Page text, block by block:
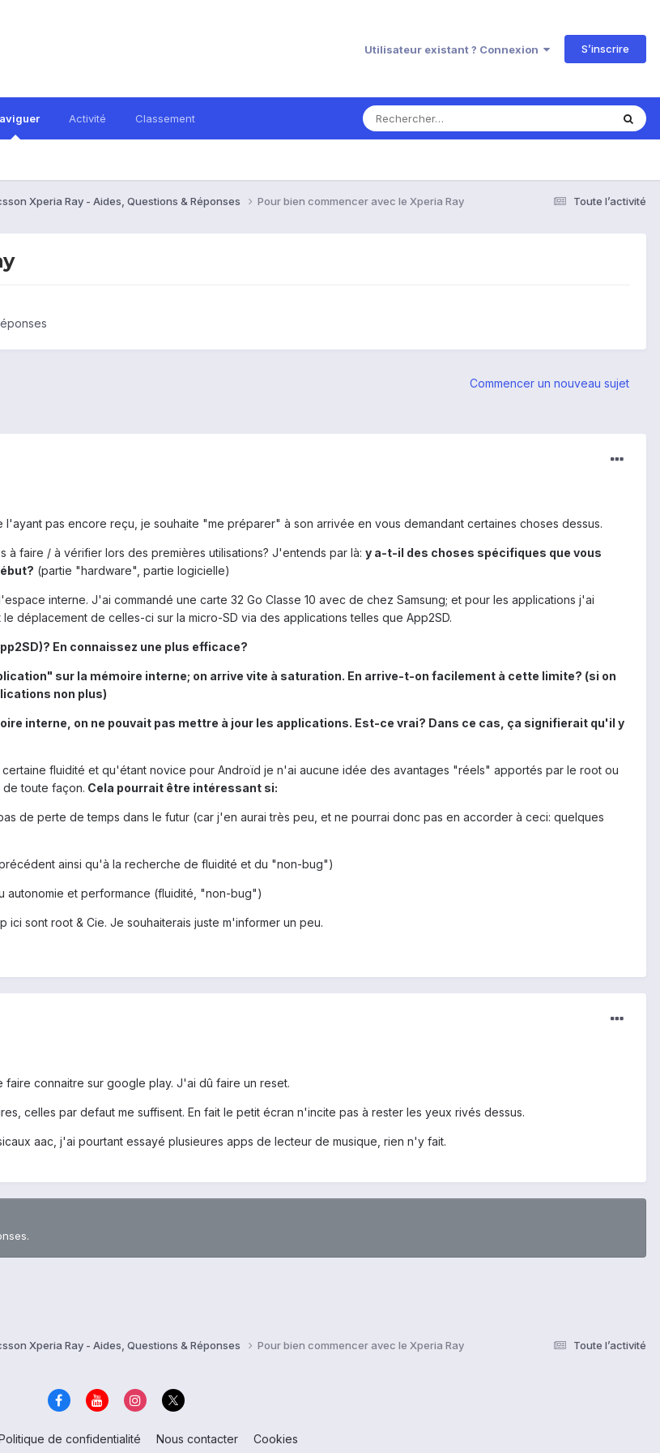
Utilisateur existant ? Connexion S’inscrire
Activité Classement
Toute l’activité
Xperia Ray - Aides, Questions & Réponses Pour bien commencer avec le Xperia Ray
Commencer un nouveau sujet
l'ayant pas encore reçu, je souhaite "me préparer" à son arrivée en vous demandant certaines choses dessus.
à faire / à vérifier lors des premières utilisations? J'entends par là: y a-t-il des choses spécifiques que vous
(partie "hardware", partie logicielle)
interne. J'ai commandé une carte 32 Go Classe 10 avec de chez Samsung; et pour les applications j'ai
déplacement de celles-ci sur la micro-SD via des applications telles que App2SD.
En connaissez une plus efficace?
sur la mémoire interne; on arrive vite à saturation. En arrive-t-on facilement à cette limite? (si on
non plus)
interne, on ne pouvait pas mettre à jour les applications. Est-ce vrai? Dans ce cas, ça signifierait qu'il y
fluidité et qu'étant novice pour Androïd je n'ai aucune idée des avantages "réels" apportés par le root ou
toute façon. Cela pourrait être intéressant si:
de perte de temps dans le futur (car j'en aurai très peu, et ne pourrai donc pas en accorder à ceci: quelques
ainsi qu'à la recherche de fluidité et du "non-bug")
autonomie et performance (fluidité, "non-bug")
sont root & Cie. Je souhaiterais juste m'informer un peu.
connaitre sur google play. J'ai dû faire un reset.
celles par defaut me suffisent. En fait le petit écran n'incite pas à rester les yeux rivés dessus.
aac, j'ai pourtant essayé plusieures apps de lecteur de musique, rien n'y fait.
Toute l’activité
Xperia Ray - Aides, Questions & Réponses Pour bien commencer avec le Xperia Ray
de confidentialité Nous contacter Cookies